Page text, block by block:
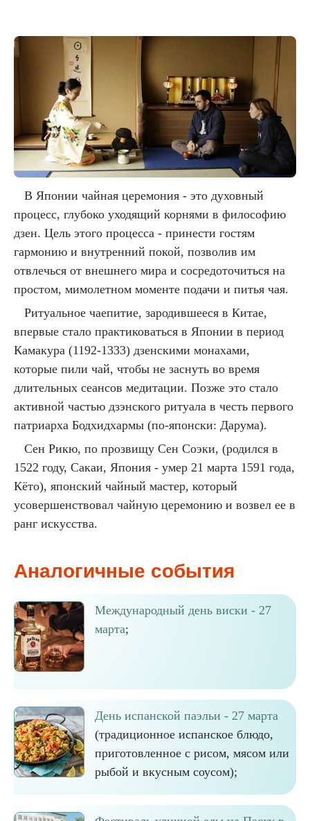
В Японии чайная церемония - это духовный
процесс, глубоко уходящий корнями в философию
дзен. Цель этого процесса - принести гостям
гармонию и внутренний покой, позволив им
отвлечься от внешнего мира и сосредоточиться на
простом, мимолетном моменте подачи и питья чая.
Ритуальное чаепитие, зародившееся в Китае,
впервые стало практиковаться в Японии в период
Камакура (1192-1333) дзенскими монахами,
которые пили чай, чтобы не заснуть во время
длительных сеансов медитации. Позже это стало
активной частью дзэнского ритуала в честь первого
патриарха Бодхидхармы (по-японски: Дарума).
Сен Рикю, по прозвищу Сен Соэки, (родился в
1522 году, Сакаи, Япония - умер 21 марта 1591 года,
Кёто), японский чайный мастер, который
усовершенствовал чайную церемонию и возвел ее в
ранг искусства.
Аналогичные события
Международный день виски - 27
марта;
День испанской паэльи - 27 марта
(традиционное испанское блюдо,
приготовленное с рисом, мясом или
рыбой и вкусным соусом);